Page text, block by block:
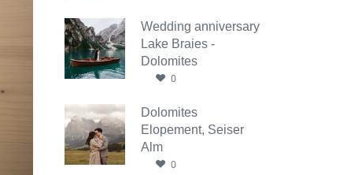
Wedding anniversary
Lake Braies -
Dolomites
0
Dolomites
Elopement, Seiser
Alm
0